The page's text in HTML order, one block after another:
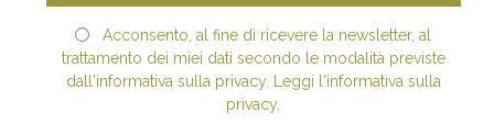
Acconsento, al fine di ricevere la newsletter, al
trattamento dei miei dati secondo le modalità previste
dall'informativa sulla privacy. Leggi l'informativa sulla
privacy.